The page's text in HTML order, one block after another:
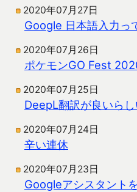
2020年07月27日
Google 日本語入力っ
2020年07月26日
ポケモンGO Fest
2020年07月25日
DeepL翻訳が良いらし
2020年07月24日
辛い連休
2020年07月23日
Googleアシスタント